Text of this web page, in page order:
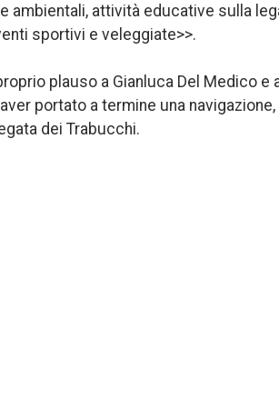
ambientali, attività educative sulla
sportivi e veleggiate>>.
plauso a Gianluca Del Medico e
portato a termine una
dei Trabucchi.